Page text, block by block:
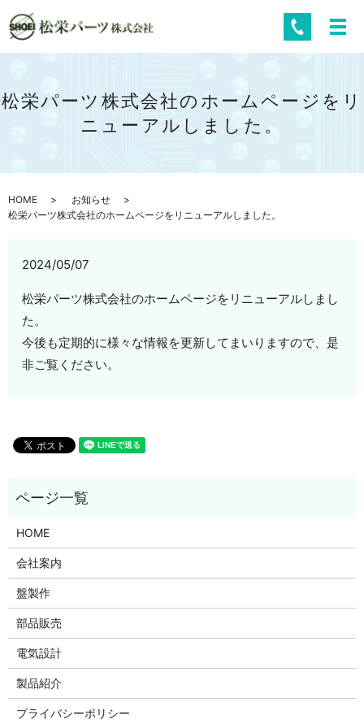
松栄パーツ株式会社のホームページをリ
ニューアルしました。
HOME
お知らせ
松栄パーツ株式会社のホームページをリニューアルしました。
2024/05/07
松栄パーツ株式会社のホームページをリニューアルしまし
た。
今後も定期的に様々な情報を更新してまいりますので、是
非ご覧ください。
HOME
会社案内
盤製作
部品販売
電気設計
製品紹介
プライバシーポリシー